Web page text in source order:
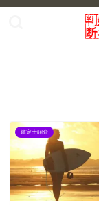
鑑定士紹介